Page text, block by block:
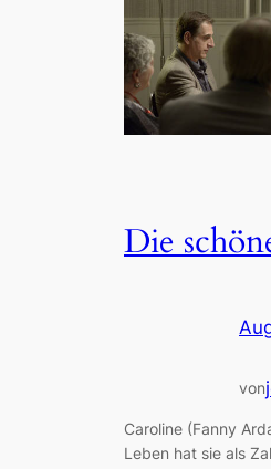
Die
von
Caroline (Fanny
Leben hat sie als